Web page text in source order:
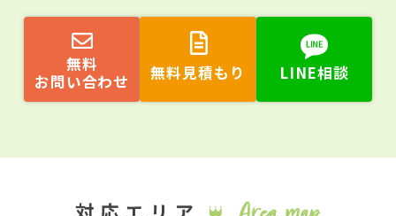
無料
お問い合わせ
無料見積もり LINE相談